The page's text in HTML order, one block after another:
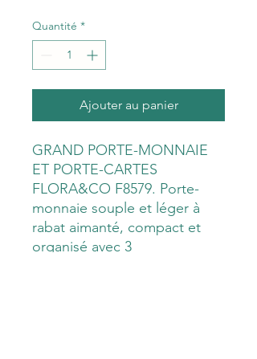
Quantité *
Ajouter au panier
GRAND PORTE-MONNAIE
ET PORTE-CARTES
FLORA&CO F8579. Porte-
monnaie souple et léger à
rabat aimanté, compact et
organisé avec 3